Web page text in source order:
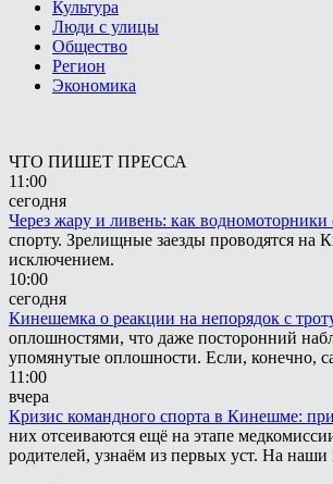
Культура
Люди с улицы
Общество
Регион
Экономика
ЧТО ПИШЕТ ПРЕССА
11:00
сегодня
Через жару и ливень: как
спорту. Зрелищные заезды проводятся на
исключением.
10:00
сегодня
Кинешемка о реакции на непорядок с
оплошностями, что даже посторонний
упомянутые оплошности. Если, конечно,
11:00
вчера
Кризис командного спорта в Кинешме:
них отсеиваются ещё на этапе
родителей, узнаём из первых уст. На